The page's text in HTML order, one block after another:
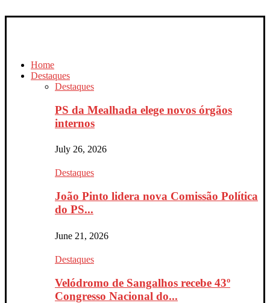
Home
Destaques
Destaques
PS da Mealhada elege novos órgãos
internos
July 26, 2026
Destaques
João Pinto lidera nova Comissão Política
do PS...
June 21, 2026
Destaques
Velódromo de Sangalhos recebe 43º
Congresso Nacional do...